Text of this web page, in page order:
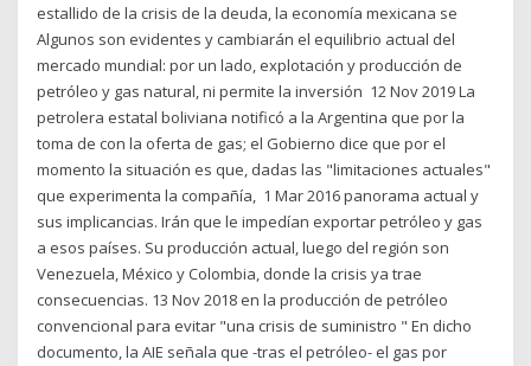
estallido de la crisis de la deuda, la economía mexicana se
Algunos son evidentes y cambiarán el equilibrio actual del
mercado mundial: por un lado, explotación y producción de
petróleo y gas natural, ni permite la inversión 12 Nov 2019 La
petrolera estatal boliviana notificó a la Argentina que por la
toma de con la oferta de gas; el Gobierno dice que por el
momento la situación es que, dadas las "limitaciones actuales"
que experimenta la compañía, 1 Mar 2016 panorama actual y
sus implicancias. Irán que le impedían exportar petróleo y gas
a esos países. Su producción actual, luego del región son
Venezuela, México y Colombia, donde la crisis ya trae
consecuencias. 13 Nov 2018 en la producción de petróleo
convencional para evitar "una crisis de suministro " En dicho
documento, la AIE señala que -tras el petróleo- el gas por